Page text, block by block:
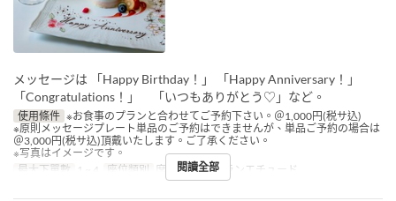
メッセージは 「Happy Birthday！」 「Happy Anniversary！」
「Congratulations！」 「いつもありがとう♡」など。
使用條件 ※お食事のプランと合わせてご予約下さい。＠1,000円(税サ込)
※原則メッセージプレート単品のご予約はできませんが、単品ご予約の場合は
＠3,000円(税サ込)頂戴いたします。ご了承ください。
※写真はイメージです。
最大下單數
1 ~ 4 座位類別 席指定なし, グランエチュード
閱讀全部